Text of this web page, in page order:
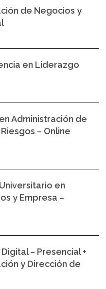
de Negocios y
en Liderazgo
Administración de
– Online
en
y Empresa –
– Presencial +
y Dirección de